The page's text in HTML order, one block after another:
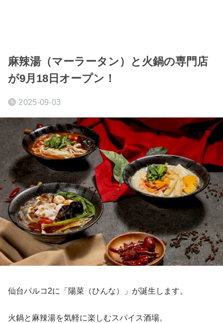
麻辣湯（マーラータン）と火鍋の専門店
が9月18日オープン！
2025-09-03
仙台パルコ2に「陽菜（ひんな）」が誕生します。
火鍋と麻辣湯を気軽に楽しむスパイス酒場。